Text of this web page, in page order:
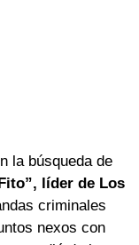
la búsqueda de
líder de Los
criminales
nexos con